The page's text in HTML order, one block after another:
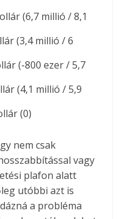
(6,7 millió / 8,1
(3,4 millió / 6
(-800 ezer / 5,7
(4,1 millió / 5,9
(0)
nem csak
vagy
plafon alatt
utóbbi azt is
a probléma